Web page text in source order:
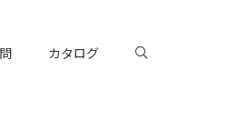
カタログ